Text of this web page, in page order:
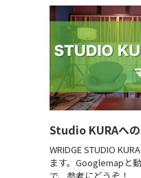
Studio KURAへ
WRIDGE STUDIO
ます。Googlemapと
で、参考にどうぞ！